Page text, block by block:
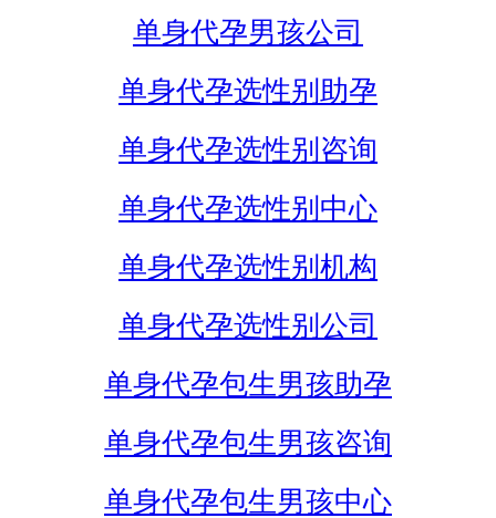
单身代孕男孩公司
单身代孕选性别助孕
单身代孕选性别咨询
单身代孕选性别中心
单身代孕选性别机构
单身代孕选性别公司
单身代孕包生男孩助孕
单身代孕包生男孩咨询
单身代孕包生男孩中心